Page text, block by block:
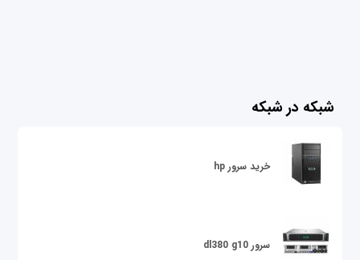
شبکه در شبکه
خرید سرور hp
سرور dl380 g10